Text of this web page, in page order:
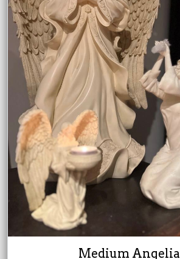
Medium Angelia